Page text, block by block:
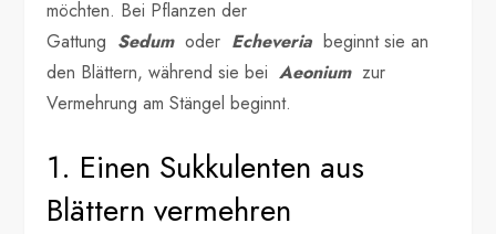
möchten. Bei Pflanzen der
Gattung Sedumoder Echeveria beginnt sie an
den Blättern, während sie beiAeoniumzur
Vermehrung am Stängel beginnt.
1. Einen Sukkulenten aus
Blättern vermehren